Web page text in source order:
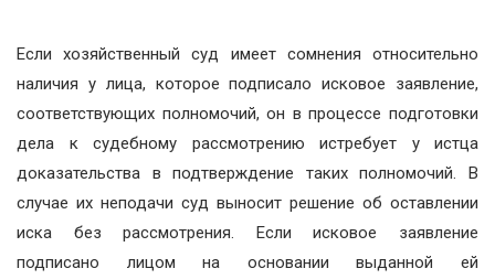
Если хозяйственный суд имеет сомнения относительно
наличия у лица, которое подписало исковое заявление,
соответствующих полномочий, он в процессе подготовки
дела к судебному рассмотрению истребует у истца
доказательства в подтверждение таких полномочий. В
случае их неподачи суд выносит решение об оставлении
иска без рассмотрения. Если исковое заявление
подписано лицом на основании выданной ей